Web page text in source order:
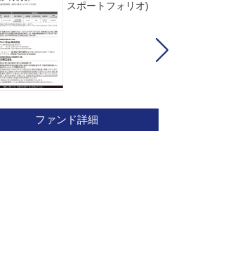
スポートフォリオ)
ファンド詳細